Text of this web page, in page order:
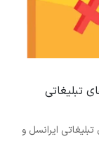
تبلیغاتی
ایرانسل و